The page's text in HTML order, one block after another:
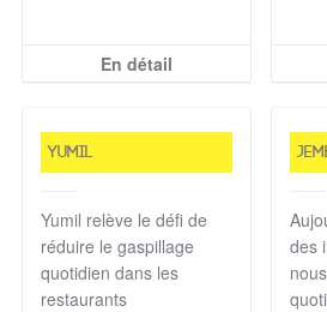
En détail
YUMIL
Yumil relève le défi de
réduire le gaspillage
quotidien dans les
restaurants
des